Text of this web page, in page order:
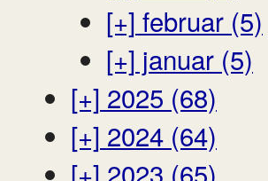
[+] februar (5)
[+] januar (5)
[+] 2025 (68)
[+] 2024 (64)
[+] 2023 (65)